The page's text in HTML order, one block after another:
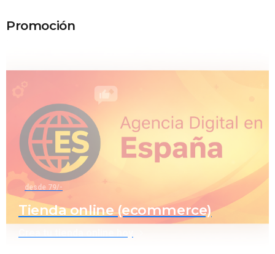
Promoción
desde 79/-
Tienda online (ecommerce)